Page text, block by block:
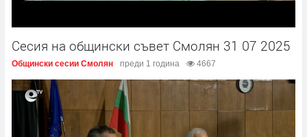
Сесия на общински съвет Смолян 31 07 2025
Общински сесии Смолян преди 1 година 4667